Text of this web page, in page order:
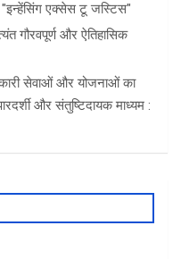
एक्सेस टू जस्टिस"
गौरवपूर्ण और ऐतिहासिक
सेवाओं और योजनाओं का
और संतुष्टिदायक माध्यम :